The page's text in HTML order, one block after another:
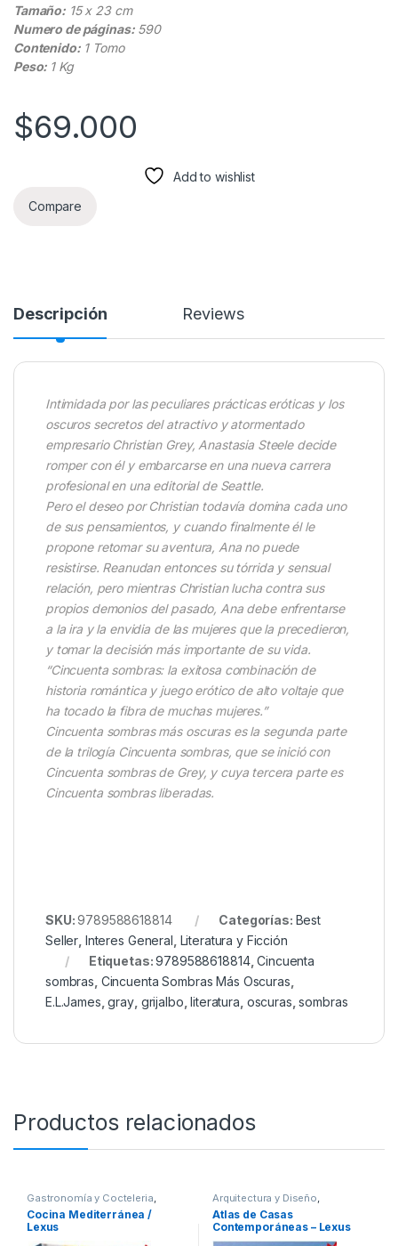
Tamaño: 15 x 23 cm
Numero de páginas:590
Contenido:1 Tomo
Peso: 1 Kg
$69.000
Add to wishlist
Compare
Descripción Reviews
Intimidada por las peculiares prácticas eróticas y los
oscuros secretos del atractivo y atormentado
empresario Christian Grey, Anastasia Steele decide
romper con él y embarcarse en una nueva carrera
profesional en una editorial de Seattle.
Pero el deseo por Christian todavía domina cada uno
de sus pensamientos, y cuando finalmente él le
propone retomar su aventura, Ana no puede
resistirse. Reanudan entonces su tórrida y sensual
relación, pero mientras Christian lucha contra sus
propios demonios del pasado, Ana debe enfrentarse
a la ira y la envidia de las mujeres que la precedieron,
y tomar la decisión más importante de su vida.
“Cincuenta sombras: la exitosa combinación de
historia romántica y juego erótico de alto voltaje que
ha tocado la fibra de muchas mujeres.”
Cincuenta sombras más oscuras es la segunda parte
de la trilogía Cincuenta sombras, que se inició con
Cincuenta sombras de Grey, y cuya tercera parte es
Cincuenta sombras liberadas.
SKU:9789588618814 Categorías: Best
Seller Interes General Literatura y Ficción
Etiquetas:9789588618814,Cincuenta
sombras Cincuenta Sombras Más Oscuras
E.L.James ,gray, grijalbo ,literatura oscuras ,sombras
Productos relacionados
Gastronomía y Cocteleria,
Hogar y Manualidades Interes
General ,Ofertas
Cocina Mediterránea /
Lexus
Arquitectura y Diseño,
Arquitectura y Urbanismo
Afines,Interes General
Profesionales y tecnicos
Atlas de Casas
Contemporáneas – Lexus